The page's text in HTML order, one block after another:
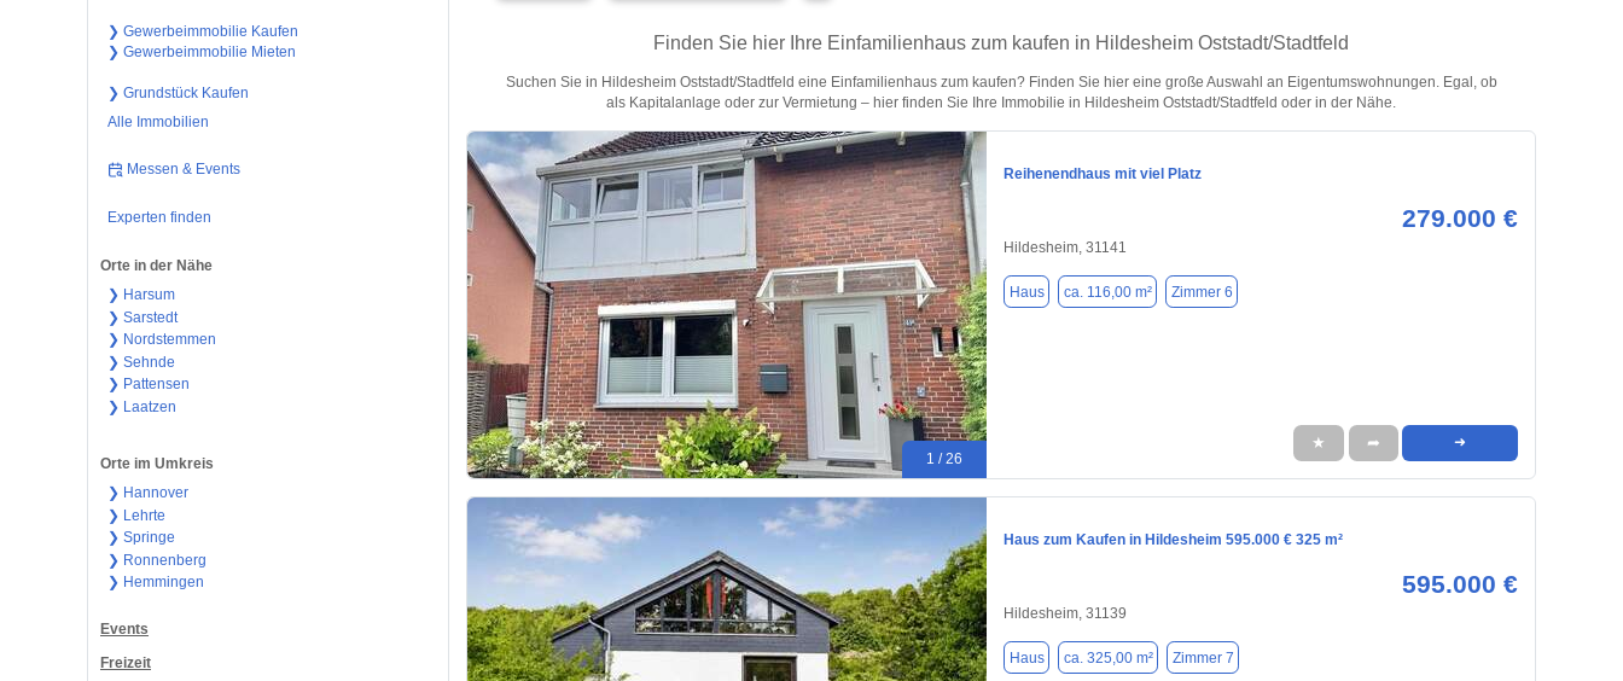
❯ Gewerbeimmobilie Kaufen
❯ Gewerbeimmobilie Mieten
❯ Grundstück Kaufen
Alle Immobilien
Messen & Events
Experten finden
Orte in der Nähe
❯ Harsum
❯ Sarstedt
❯ Nordstemmen
❯ Sehnde
❯ Pattensen
❯ Laatzen
Orte im Umkreis
❯ Hannover
❯ Lehrte
❯ Springe
❯ Ronnenberg
❯ Hemmingen
Events
Freizeit
Finden Sie hier Ihre Einfamilienhaus zum kaufen in Hildesheim Oststadt/Stadtfeld
Suchen Sie in Hildesheim Oststadt/Stadtfeld eine Einfamilienhaus zum kaufen? Finden Sie hier eine große Auswahl an Eigentumswohnungen. Egal, ob
als Kapitalanlage oder zur Vermietung – hier finden Sie Ihre Immobilie in Hildesheim Oststadt/Stadtfeld oder in der Nähe.
1 / 26
Reihenendhaus mit viel Platz
279.000 €
Hildesheim, 31141
Haus ca. 116,00 m² Zimmer 6
★ ➦ ➜
Haus zum Kaufen in Hildesheim 595.000 € 325 m²
595.000 €
Hildesheim, 31139
Haus ca. 325,00 m² Zimmer 7